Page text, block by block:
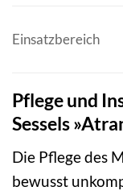
Einsatzbereich
Pflege und
Sessels
Die Pflege des
bewusst